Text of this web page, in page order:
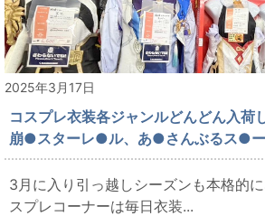
2025年3月17日
コスプレ衣装各ジャンルどんどん入荷
崩●スターレ●ル、あ●さんぶるス●
3月に入り引っ越しシーズンも本格的
スプレコーナーは毎日衣装...